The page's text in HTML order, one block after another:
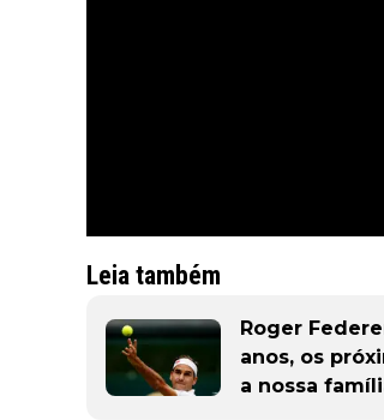
Leia também
Roger
anos, os
a nossa